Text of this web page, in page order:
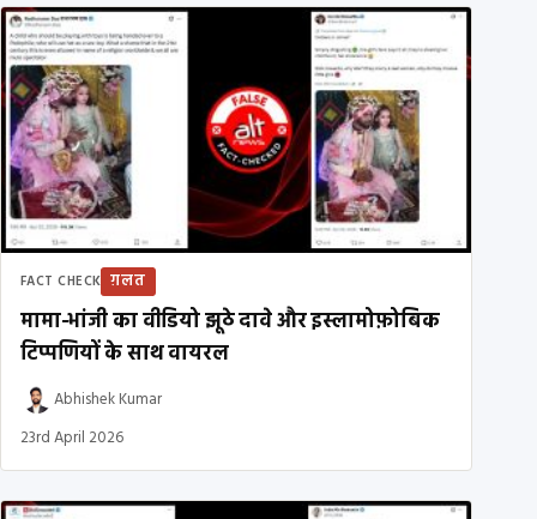
FACT CHECK ग़लत
मामा-भांजी का वीडियो झूठे दावे और इस्लामोफ़ोबिक
टिप्पणियों के साथ वायरल
Abhishek Kumar
23rd April 2026